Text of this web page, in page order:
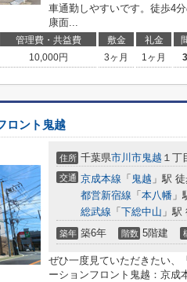
車通勤しやすいです。徒歩4
康面...
管理費・共益費 敷金 礼金
10,000円 3ヶ月 1ヶ月
ロント鬼越
住所 千葉県市川市鬼越 １丁
交通 京成本線 「 鬼越 」駅
都営新宿線 「 本八幡 」
総武線 「 下総中山 」駅
築年 築6年 階数 5階建
ぜひ一度見ていただきたい、
ーションフロント鬼越：京成